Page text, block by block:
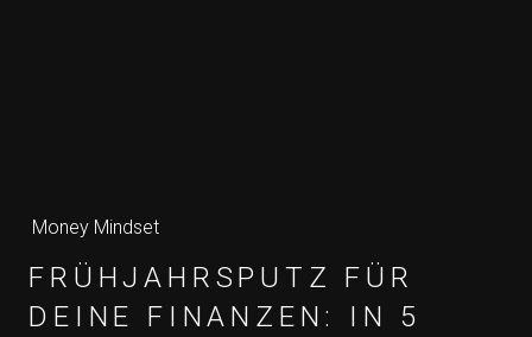
Money Mindset
FRÜHJAHRSPUTZ FÜR
DEINE FINANZEN: IN 5